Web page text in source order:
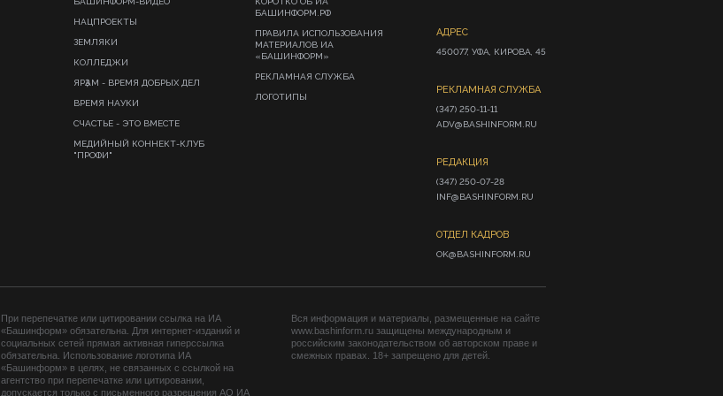
НАЦПРОЕКТЫ
ЗЕМЛЯКИ
КОЛЛЕДЖИ
ЯРҘАМ - ВРЕМЯ ДОБРЫХ ДЕЛ
ВРЕМЯ НАУКИ
СЧАСТЬЕ - ЭТО ВМЕСТЕ
МЕДИЙНЫЙ КОННЕКТ-КЛУБ
"ПРОФИ"
БАШИНФОРМ.РФ
ПРАВИЛА ИСПОЛЬЗОВАНИЯ
МАТЕРИАЛОВ ИА
«БАШИНФОРМ»
РЕКЛАМНАЯ СЛУЖБА
ЛОГОТИПЫ
АДРЕС
450077, УФА, КИРОВА, 45
РЕКЛАМНАЯ СЛУЖБА
(347) 250-11-11
ADV@BASHINFORM.RU
РЕДАКЦИЯ
(347) 250-07-28
INF@BASHINFORM.RU
ОТДЕЛ КАДРОВ
OK@BASHINFORM.RU
При перепечатке или цитировании ссылка на ИА
«Башинформ» обязательна. Для интернет-изданий и
социальных сетей прямая активная гиперссылка
обязательна. Использование логотипа ИА
«Башинформ» в целях, не связанных с ссылкой на
агентство при перепечатке или цитировании,
допускается только с письменного разрешения АО ИА
Вся информация и материалы, размещенные на сайте
www.bashinform.ru защищены международным и
российским законодательством об авторском праве и
смежных правах. 18+ запрещено для детей.